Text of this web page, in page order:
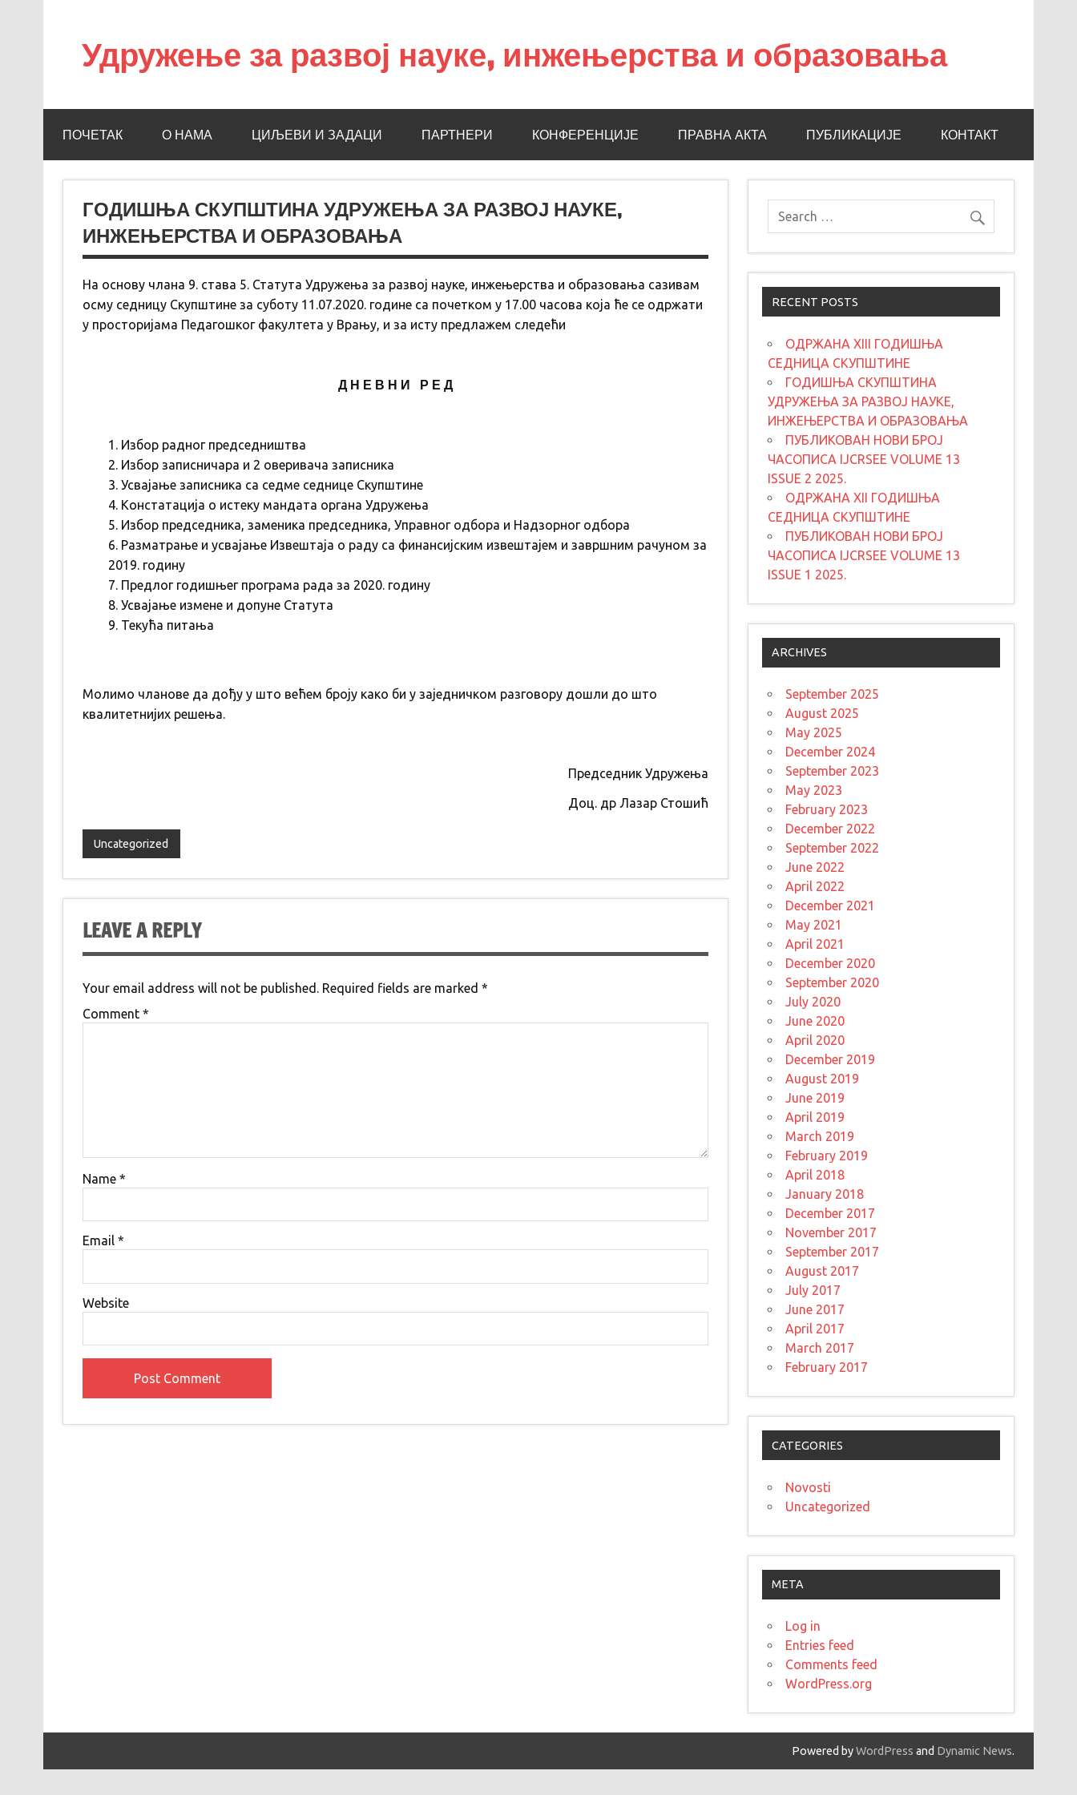
Удружење за развој науке, инжењерства и образовања
ПОЧЕТАК О НАМА ЦИЉЕВИ И ЗАДАЦИ ПАРТНЕРИ КОНФЕРЕНЦИЈЕ ПРАВНА АКТА ПУБЛИКАЦИЈЕ КОНТАКТ
ГОДИШЊА СКУПШТИНА УДРУЖЕЊА ЗА РАЗВОЈ НАУКЕ,
ИНЖЕЊЕРСТВА И ОБРАЗОВАЊА
На основу члана 9. става 5. Статута Удружења за развој науке, инжењерства и образовања сазивам
осму седницу Скупштине за суботу 11.07.2020. године са почетком у 17.00 часова која ће се одржати
у просторијама Педагошког факултета у Врању, и за исту предлажем следећи
Д Н Е В Н И Р Е Д
Избор радног председништва
Избор записничара и 2 оверивача записника
Усвајање записника са седме седнице Скупштине
Констатација о истеку мандата органа Удружења
Избор председника, заменика председника, Управног одбора и Надзорног одбора
Разматрање и усвајање Извештаја о раду са финансијским извештајем и завршним рачуном за
2019. годину
Предлог годишњег програма рада за 2020. годину
Усвајање измене и допуне Статута
Текућа питања
Молимо чланове да дођу у што већем броју како би у заједничком разговору дошли до што
квалитетнијих решења.
Председник Удружења
Доц. др Лазар Стошић
Uncategorized
LEAVE A REPLY
Your email address will not be published. Required fields are marked *
Comment *
Name *
Email *
Website
RECENT POSTS
ОДРЖАНА XIII ГОДИШЊА
СЕДНИЦА СКУПШТИНЕ
ГОДИШЊА СКУПШТИНА
УДРУЖЕЊА ЗА РАЗВОЈ НАУКЕ,
ИНЖЕЊЕРСТВА И ОБРАЗОВАЊА
ПУБЛИКОВАН НОВИ БРОЈ
ЧАСОПИСА IJCRSEE VOLUME 13
ISSUE 2 2025.
ОДРЖАНА XII ГОДИШЊА
СЕДНИЦА СКУПШТИНЕ
ПУБЛИКОВАН НОВИ БРОЈ
ЧАСОПИСА IJCRSEE VOLUME 13
ISSUE 1 2025.
ARCHIVES
September 2025
August 2025
May 2025
December 2024
September 2023
May 2023
February 2023
December 2022
September 2022
June 2022
April 2022
December 2021
May 2021
April 2021
December 2020
September 2020
July 2020
June 2020
April 2020
December 2019
August 2019
June 2019
April 2019
March 2019
February 2019
April 2018
January 2018
December 2017
November 2017
September 2017
August 2017
July 2017
June 2017
April 2017
March 2017
February 2017
CATEGORIES
Novosti
Uncategorized
META
Log in
Entries feed
Comments feed
WordPress.org
Powered byWordPress and Dynamic News.